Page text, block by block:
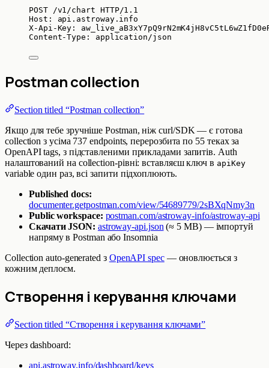
POST /v1/chart HTTP/1.1
Host :
api.astroway.info
X-Api-Key :
Content-Type : application/json
Postman collection
Section titled “Postman collection”
Якщо для тебе зручніше Postman, ніж curl/SDK — є готова
collection з усіма 737 endpoints, перерозбита по 55 теках за
OpenAPI tags, з підставленими прикладами запитів. Auth
налаштований на collection-рівні: вставляєш ключ в apiKey
variable один раз, всі запити підхоплюють.
Published docs:
documenter.getpostman.com/view/54689779/2sBXqNmy3n
Public workspace: postman.com/astroway-info/astroway-api
Скачати JSON: astroway-api.json (≈ 5 MB) — імпортуй
напряму в Postman або Insomnia
Collection auto-generated з OpenAPI spec— оновлюється з
кожним деплоєм.
Створення і керування ключами
Section titled “Створення і керування ключами”
Через dashboard:
api.astroway.info/dashboard/keys